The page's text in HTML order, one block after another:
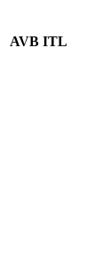
AVB ITL